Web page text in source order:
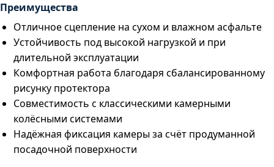
Преимущества
Отличное сцепление на сухом и влажном асфальте
Устойчивость под высокой нагрузкой и при
длительной эксплуатации
Комфортная работа благодаря сбалансированному
рисунку протектора
Совместимость с классическими камерными
колёсными системами
Надёжная фиксация камеры за счёт продуманной
посадочной поверхности